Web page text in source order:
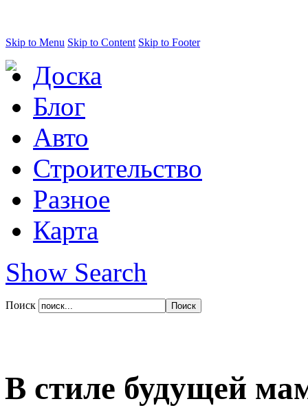
Skip to Menu Skip to Content Skip to Footer
Доска
Блог
Авто
Строительство
Разное
Карта
Show Search
Поиск
В стиле будущей